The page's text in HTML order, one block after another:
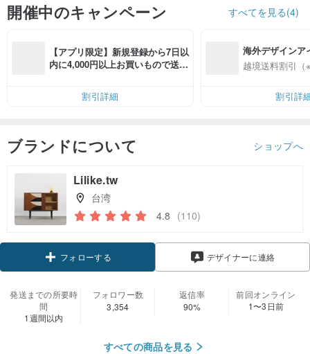
開催中のキャンペーン すべてを見る(4)
【アプリ限定】新規登録から7日以
内に4,000円以上お買いもので送料
割引詳細
海外デザインア
入
越境送料割引（
割引詳
ブランドについて ショップへ
Lilike.tw
台湾
4.8 (110)
フォローする
デザイナーに連絡
発送までの所要時
間
1週間以内
フォロワー数
3,354
返信率
90%
前回オンライン
1〜3日前
すべての商品を見る